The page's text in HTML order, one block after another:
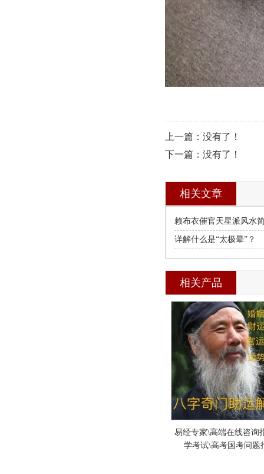
上一篇：没有了！
下一篇：没有了！
相关文章
赖布衣催官天星派风水
详解什么是“太极晕”？
相关产品
易经专家\高端在线咨询
学考试\高考国考问题